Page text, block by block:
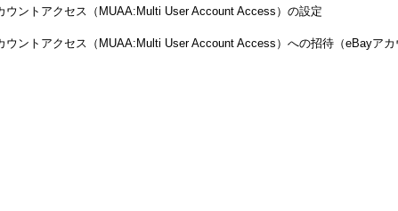
ントアクセス（MUAA:Multi User Account Access）の設定
ントアクセス（MUAA:Multi User Account Access）への招待（eBayアカ